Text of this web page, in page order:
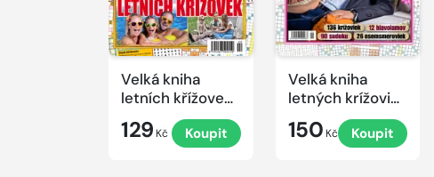
Velká kniha
letních křížovek
129 Kč Koupit
Velká kniha
letných krížoviek
s TV JOJ 2026
150 Kč Koupit